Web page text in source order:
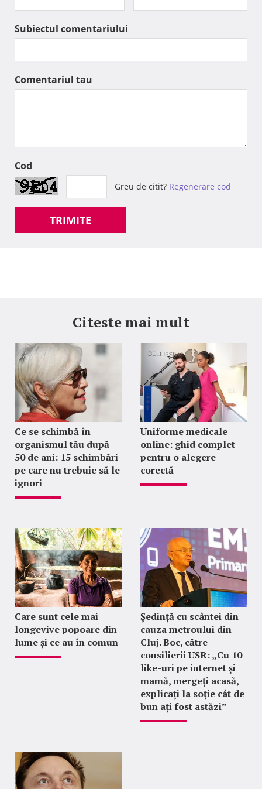
Subiectul comentariului
Comentariul tau
Cod
Greu de citit? Regenerare cod
TRIMITE
Citeste mai mult
Ce se schimbă în
organismul tău după
50 de ani: 15 schimbări
pe care nu trebuie să le
ignori
Uniforme medicale
online: ghid complet
pentru o alegere
corectă
Care sunt cele mai
longevive popoare din
lume și ce au în comun
Ședință cu scântei din
cauza metroului din
Cluj. Boc, către
consilierii USR: „Cu 10
like-uri pe internet și
mamă, mergeți acasă,
explicați la soție cât de
bun ați fost astăzi”